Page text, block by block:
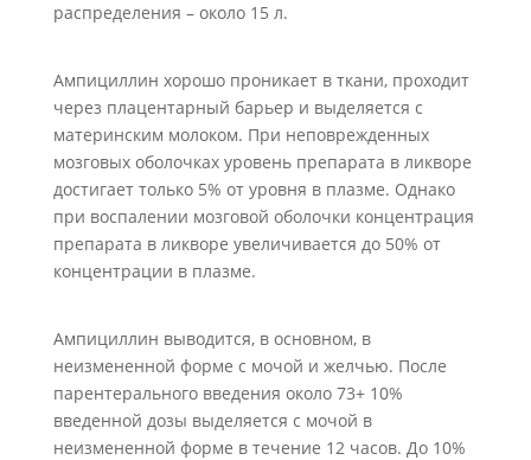
распределения – около 15 л.
Ампициллин хорошо проникает в ткани, проходит
через плацентарный барьер и выделяется с
материнским молоком. При неповрежденных
мозговых оболочках уровень препарата в ликворе
достигает только 5% от уровня в плазме. Однако
при воспалении мозговой оболочки концентрация
препарата в ликворе увеличивается до 50% от
концентрации в плазме.
Ампициллин выводится, в основном, в
неизмененной форме с мочой и желчью. После
парентерального введения около 73+ 10%
введенной дозы выделяется с мочой в
неизмененной форме в течение 12 часов. До 10%